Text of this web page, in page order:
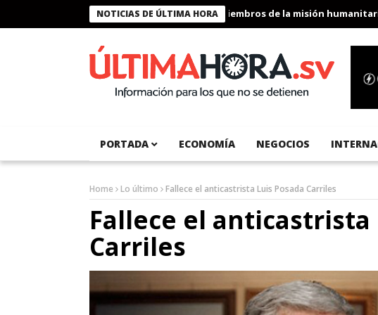
NOTICIAS DE ÚLTIMA HORA
Presidente Bukele condecora a miembros de la misión humanitaria
PORTADA ECONOMÍA NEGOCIOS
Home Lo último Fallece el anticastrista Luis Posada Carriles
Fallece el anticastrista
Carriles